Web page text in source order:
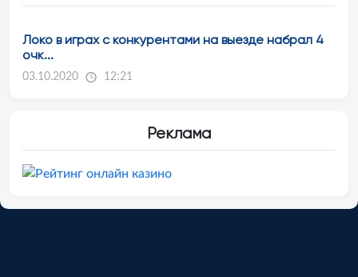
Локо в играх с конкурентами на выезде набрал 4
очк...
03.10.2020 12:21
Реклама